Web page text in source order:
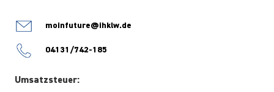
moinfuture@ihklw.de
04131/742-185
Umsatzsteuer: